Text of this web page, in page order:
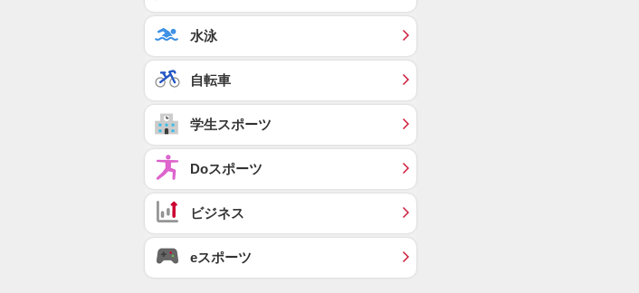
水泳
自転車
学生スポーツ
Doスポーツ
ビジネス
eスポーツ